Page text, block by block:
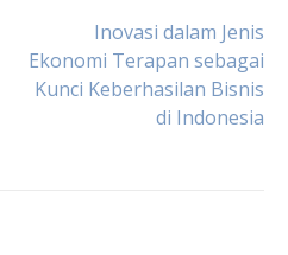
Inovasi dalam Jenis
Ekonomi Terapan sebagai
Kunci Keberhasilan Bisnis
di Indonesia